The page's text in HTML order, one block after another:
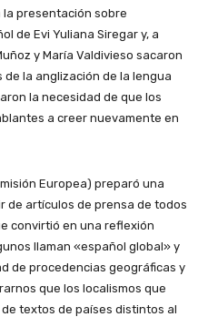
la presentación sobre
de Evi Yuliana Siregar y, a
y María Valdivieso sacaron
la anglización de la lengua
la necesidad de que los
a creer nuevamente en
Europea) preparó una
de artículos de prensa de todos
convirtió en una reflexión
llaman «español global» y
de procedencias geográficas y
que los localismos que
textos de países distintos al